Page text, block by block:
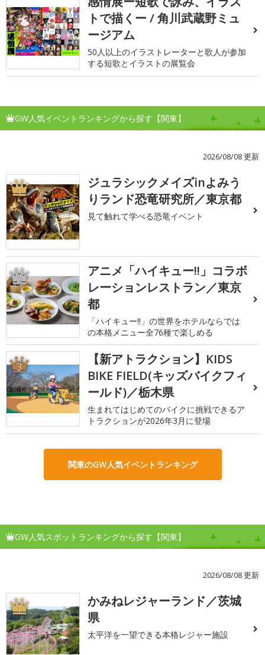
トで描くー / 角川武蔵野ミュ
ージアム
50人以上のイラストレーターと歌人が参加
する短歌とイラストの展覧会
GW人気イベントランキングから探す【関東】
2026/08/08 更新
1
ジュラシックメイズinよみう
りランド恐竜研究所／東京都
見て触れて学べる恐竜イベント
2
アニメ「ハイキュー!!」コラボ
レーションレストラン／東京
都
「ハイキュー!!」の世界をホテルならでは
の本格メニュー全76種で楽しめる
3
【新アトラクション】KIDS
BIKE FIELD(キッズバイクフィ
ールド)／栃木県
生まれてはじめてのバイクに挑戦できるア
トラクションが2026年3月に登場
関東のGW人気イベントランキング
GW人気スポットランキングから探す【関東】
2026/08/08 更新
1
かみねレジャーランド／茨城
県
太平洋を一望できる本格レジャー施設